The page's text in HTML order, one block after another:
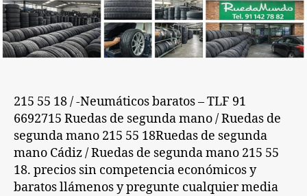
215 55 18 / -Neumáticos baratos – TLF 91
6692715 Ruedas de segunda mano / Ruedas de
segunda mano 215 55 18Ruedas de segunda
mano Cádiz / Ruedas de segunda mano 215 55
18. precios sin competencia económicos y
baratos llámenos y pregunte cualquier media